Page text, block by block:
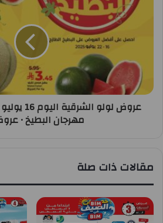
مهرجان البطيخ •
مقالات ذات صلة